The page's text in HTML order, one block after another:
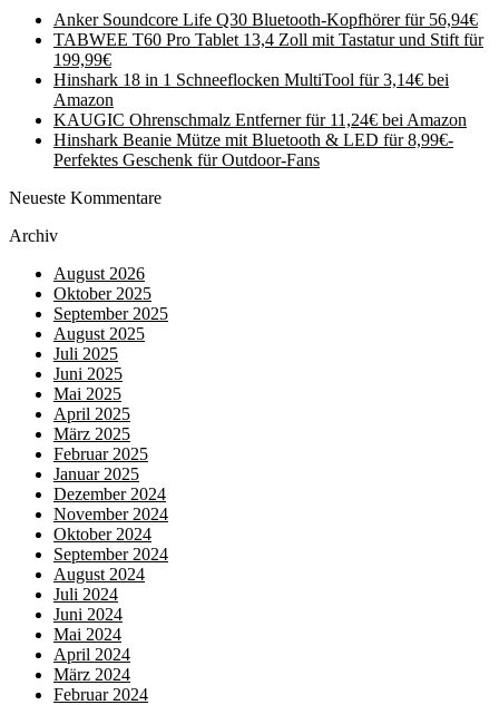
Anker Soundcore Life Q30 Bluetooth-Kopfhörer für 56,94€
TABWEE T60 Pro Tablet 13,4 Zoll mit Tastatur und Stift für
199,99€
Hinshark 18 in 1 Schneeflocken MultiTool für 3,14€ bei
Amazon
KAUGIC Ohrenschmalz Entferner für 11,24€ bei Amazon
Hinshark Beanie Mütze mit Bluetooth & LED für 8,99€-
Perfektes Geschenk für Outdoor-Fans
Neueste Kommentare
Archiv
August 2026
Oktober 2025
September 2025
August 2025
Juli 2025
Juni 2025
Mai 2025
April 2025
März 2025
Februar 2025
Januar 2025
Dezember 2024
November 2024
Oktober 2024
September 2024
August 2024
Juli 2024
Juni 2024
Mai 2024
April 2024
März 2024
Februar 2024